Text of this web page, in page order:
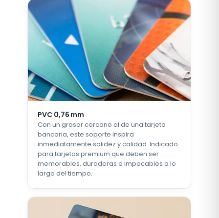
PVC 0,76 mm
Con un grosor cercano al de una tarjeta
bancaria, este soporte inspira
inmediatamente solidez y calidad. Indicado
para tarjetas premium que deben ser
memorables, duraderas e impecables a lo
largo del tiempo.